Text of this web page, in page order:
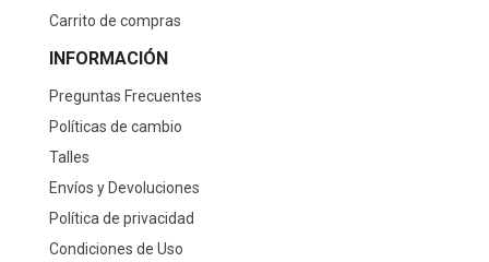
Carrito de compras
INFORMACIÓN
Preguntas Frecuentes
Políticas de cambio
Talles
Envíos y Devoluciones
Política de privacidad
Condiciones de Uso